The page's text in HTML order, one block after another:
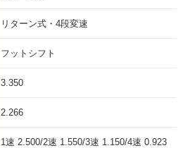
リターン式・4段変速
フットシフト
3.350
2.266
1速 2.500/2速 1.550/3速 1.150/4速 0.923